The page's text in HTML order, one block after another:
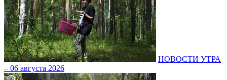
НОВОСТИ УТРА
– 06 августа 2026